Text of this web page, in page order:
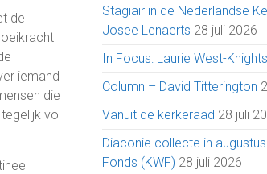
de
iemand
die
vol
Stagiair in de Nederlandse
Josee Lenaerts 28 juli 2026
In Focus: Laurie West-
Column – David Titterington
Vanuit de kerkeraad 28 juli
Diaconie collecte in
Fonds (KWF) 28 juli 2026